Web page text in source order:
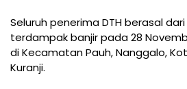
Seluruh penerima DTH berasal
terdampak banjir pada 28
di Kecamatan Pauh, Nanggalo,
Kuranji.